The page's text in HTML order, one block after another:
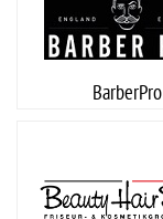
BarberPro